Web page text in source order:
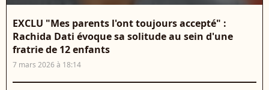
EXCLU "Mes parents l'ont toujours accepté" :
Rachida Dati évoque sa solitude au sein d'une
fratrie de 12 enfants
7 mars 2026 à 18:14